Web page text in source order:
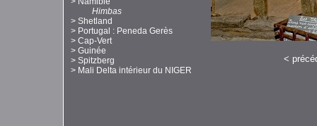
Himbas
> Shetland
> Portugal : Peneda Gerès
> Cap-Vert
> Guinée
> Spitzberg
> Mali Delta intérieur du NIGER
<